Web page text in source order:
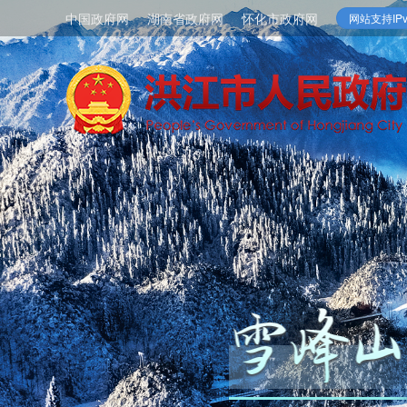
中国政府网 湖南省政府网 怀化市政府网 网站支持